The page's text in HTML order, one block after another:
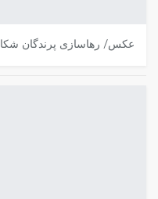
عکس/ رهاسازی پرندگان